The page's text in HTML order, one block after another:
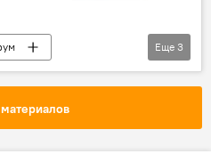
АНО "Евразия"
Еще 3